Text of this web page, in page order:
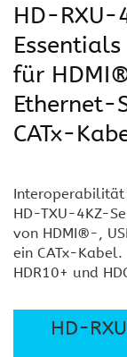
HD-
für
Ethernet-
CATx-
Interoperabilität
HD-TXU-4KZ-
von HDMI®-,
ein CATx-
HDR10+ und
HD-